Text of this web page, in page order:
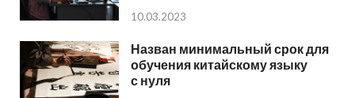
10.03.2023
Назван минимальный срок для
обучения китайскому языку
с нуля